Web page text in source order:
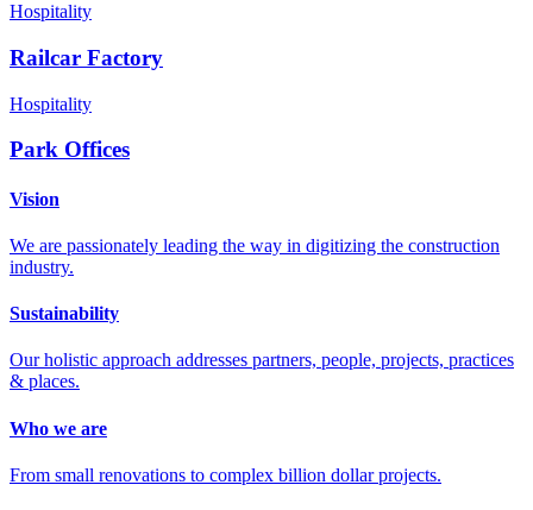
Hospitality
Railcar Factory
Hospitality
Park Offices
Vision
We are passionately leading the way in digitizing the construction
industry.
Sustainability
Our holistic approach addresses partners, people, projects, practices
& places.
Who we are
From small renovations to complex billion dollar projects.